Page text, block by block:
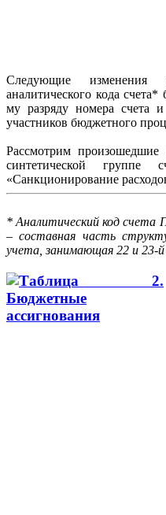
Следующие изменения
аналитического кода
му разряду номера счета
участников бюджетного
Рассмотрим
синтетической группе
«Санкционирование
* Аналитический код
– составная часть
учета, занимающая 22 и 23-й